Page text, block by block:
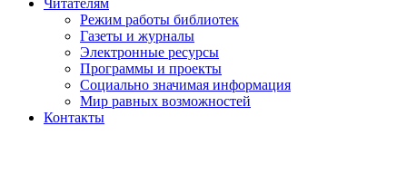
Читателям
Режим работы библиотек
Газеты и журналы
Электронные ресурсы
Программы и проекты
Социально значимая информация
Мир равных возможностей
Контакты